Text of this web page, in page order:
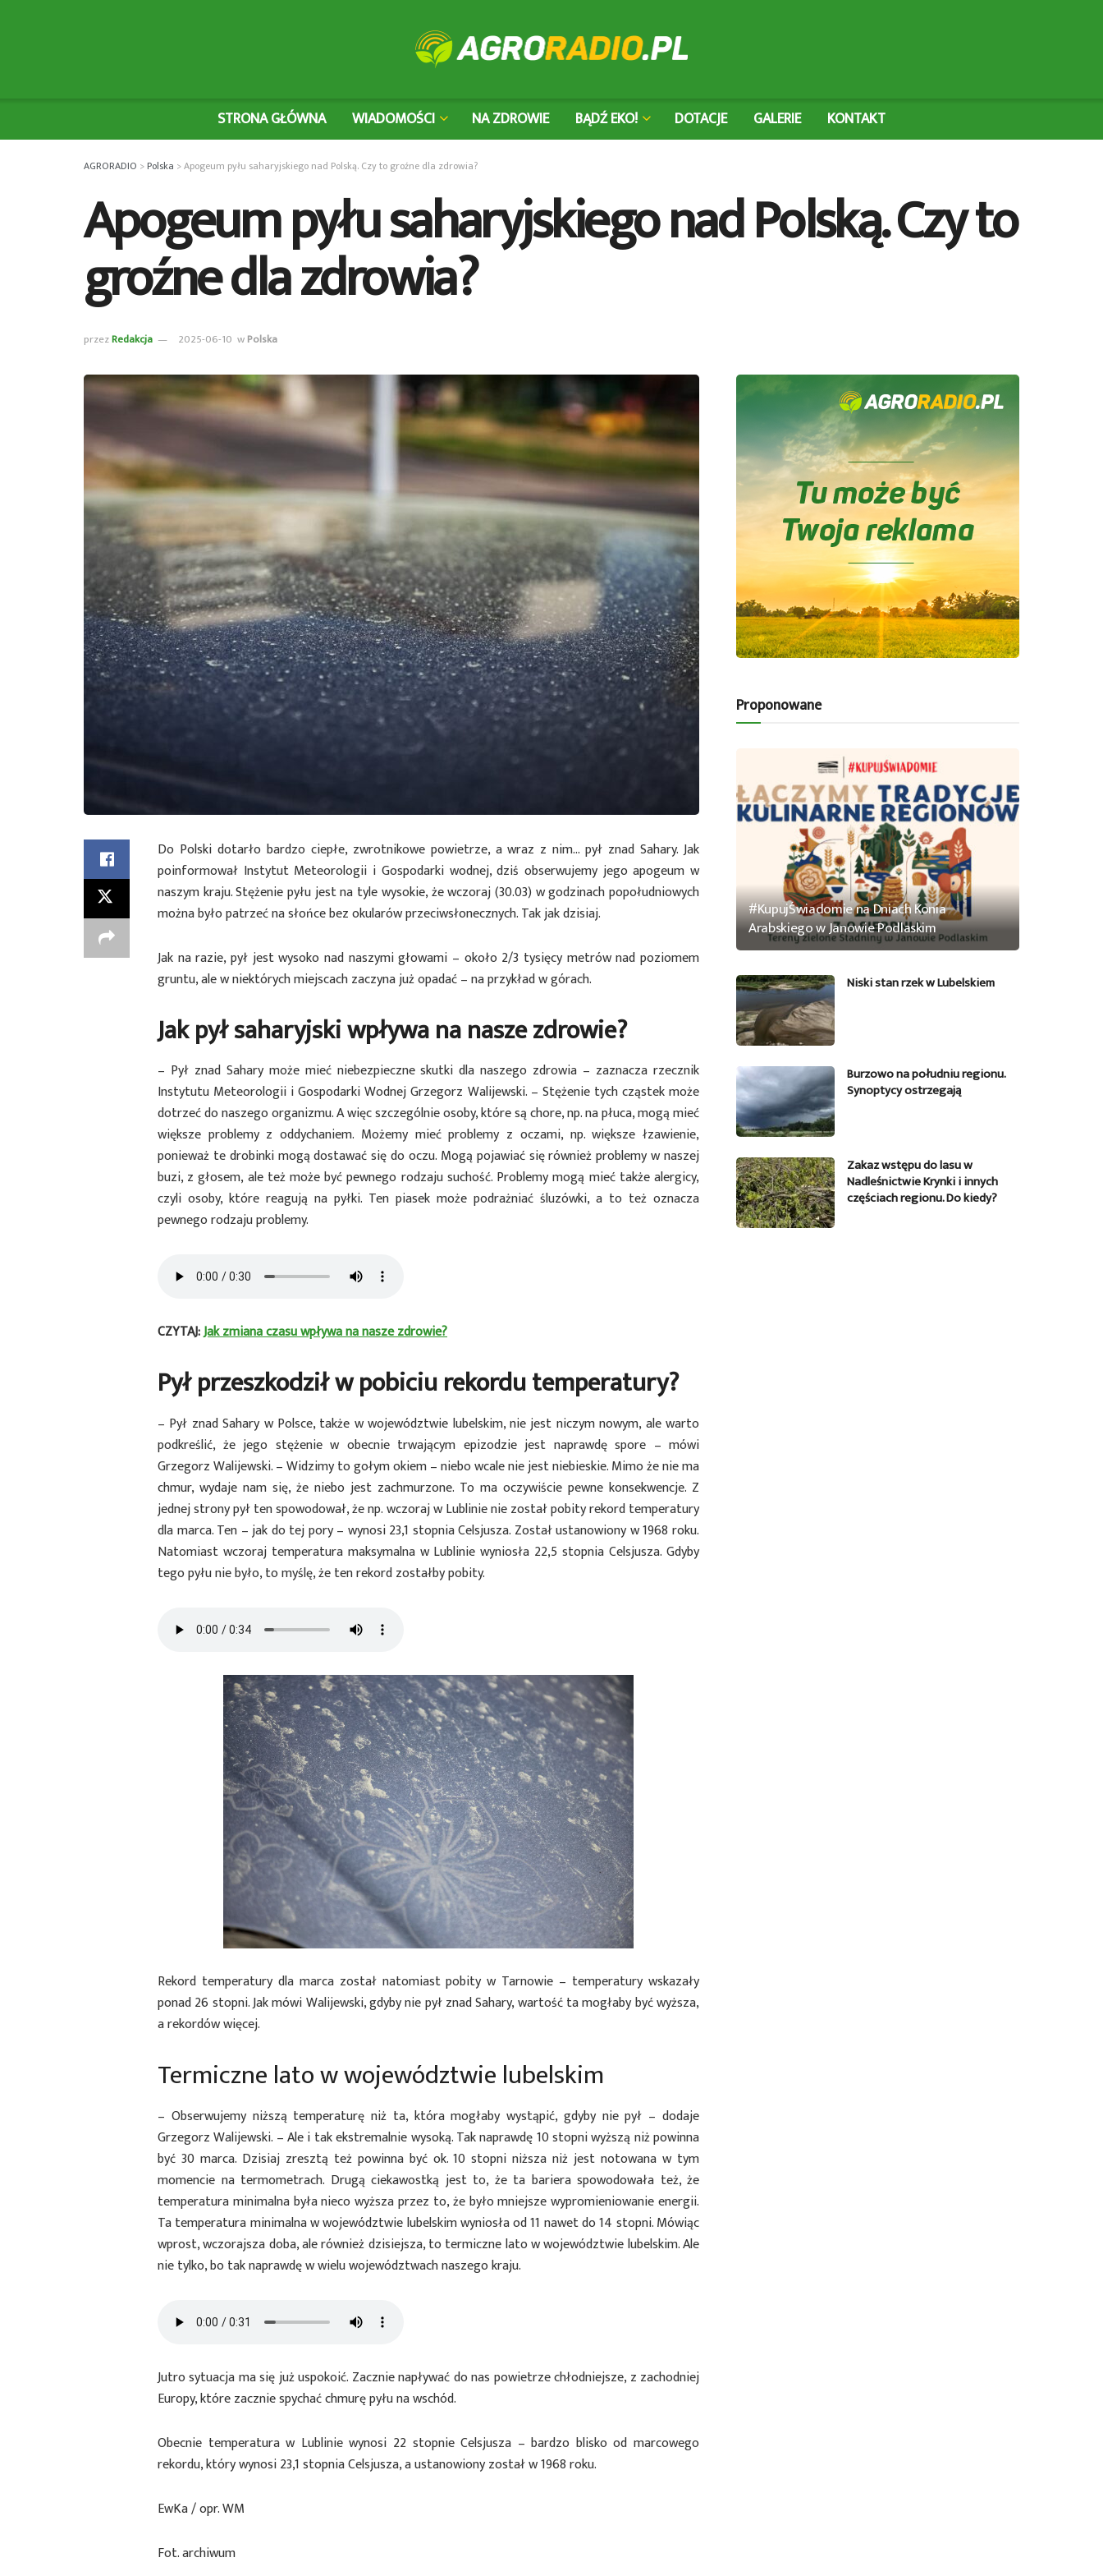
STRONA GŁÓWNA WIADOMOŚCI NA ZDROWIE BĄDŹ EKO! DOTACJE GALERIE KONTAKT
AGRORADIO >Polska >Apogeum pyłu saharyjskiego nad Polską. Czy to groźne dla zdrowia?
Apogeum pyłu saharyjskiego nad Polską. Czy to
groźne dla zdrowia?
przezRedakcja 2025-06-10 wPolska
Do Polski dotarło bardzo ciepłe, zwrotnikowe powietrze, a wraz z nim… pył znad Sahary. Jak
poinformował Instytut Meteorologii i Gospodarki wodnej, dziś obserwujemy jego apogeum w
naszym kraju. Stężenie pyłu jest na tyle wysokie, że wczoraj (30.03) w godzinach popołudniowych
można było patrzeć na słońce bez okularów przeciwsłonecznych. Tak jak dzisiaj.
Jak na razie, pył jest wysoko nad naszymi głowami – około 2/3 tysięcy metrów nad poziomem
gruntu, ale w niektórych miejscach zaczyna już opadać – na przykład w górach.
Jak pył saharyjski wpływa na nasze zdrowie?
– Pył znad Sahary może mieć niebezpieczne skutki dla naszego zdrowia – zaznacza rzecznik
Instytutu Meteorologii i Gospodarki Wodnej Grzegorz Walijewski. – Stężenie tych cząstek może
dotrzeć do naszego organizmu. A więc szczególnie osoby, które są chore, np. na płuca, mogą mieć
większe problemy z oddychaniem. Możemy mieć problemy z oczami, np. większe łzawienie,
ponieważ te drobinki mogą dostawać się do oczu. Mogą pojawiać się również problemy w naszej
buzi, z głosem, ale też może być pewnego rodzaju suchość. Problemy mogą mieć także alergicy,
czyli osoby, które reagują na pyłki. Ten piasek może podrażniać śluzówki, a to też oznacza
pewnego rodzaju problemy.
CZYTAJ:Jak zmiana czasu wpływa na nasze zdrowie?
Pył przeszkodził w pobiciu rekordu temperatury?
– Pył znad Sahary w Polsce, także w województwie lubelskim, nie jest niczym nowym, ale warto
podkreślić, że jego stężenie w obecnie trwającym epizodzie jest naprawdę spore – mówi
Grzegorz Walijewski. – Widzimy to gołym okiem – niebo wcale nie jest niebieskie. Mimo że nie ma
chmur, wydaje nam się, że niebo jest zachmurzone. To ma oczywiście pewne konsekwencje. Z
jednej strony pył ten spowodował, że np. wczoraj w Lublinie nie został pobity rekord temperatury
dla marca. Ten – jak do tej pory – wynosi 23,1 stopnia Celsjusza. Został ustanowiony w 1968 roku.
Natomiast wczoraj temperatura maksymalna w Lublinie wyniosła 22,5 stopnia Celsjusza. Gdyby
tego pyłu nie było, to myślę, że ten rekord zostałby pobity.
Rekord temperatury dla marca został natomiast pobity w Tarnowie – temperatury wskazały
ponad 26 stopni. Jak mówi Walijewski, gdyby nie pył znad Sahary, wartość ta mogłaby być wyższa,
a rekordów więcej.
Termiczne lato w województwie lubelskim
– Obserwujemy niższą temperaturę niż ta, która mogłaby wystąpić, gdyby nie pył – dodaje
Grzegorz Walijewski. – Ale i tak ekstremalnie wysoką. Tak naprawdę 10 stopni wyższą niż powinna
być 30 marca. Dzisiaj zresztą też powinna być ok. 10 stopni niższa niż jest notowana w tym
momencie na termometrach. Drugą ciekawostką jest to, że ta bariera spowodowała też, że
temperatura minimalna była nieco wyższa przez to, że było mniejsze wypromieniowanie energii.
Ta temperatura minimalna w województwie lubelskim wyniosła od 11 nawet do 14 stopni. Mówiąc
wprost, wczorajsza doba, ale również dzisiejsza, to termiczne lato w województwie lubelskim. Ale
nie tylko, bo tak naprawdę w wielu województwach naszego kraju.
Jutro sytuacja ma się już uspokoić. Zacznie napływać do nas powietrze chłodniejsze, z zachodniej
Europy, które zacznie spychać chmurę pyłu na wschód.
Obecnie temperatura w Lublinie wynosi 22 stopnie Celsjusza – bardzo blisko od marcowego
rekordu, który wynosi 23,1 stopnia Celsjusza, a ustanowiony został w 1968 roku.
EwKa / opr. WM
Fot. archiwum
Proponowane
#KupujŚwiadomie na Dniach Konia
Arabskiego w Janowie Podlaskim
Niski stan rzek w Lubelskiem
Burzowo na południu regionu.
Synoptycy ostrzegają
Zakaz wstępu do lasu w
Nadleśnictwie Krynki i innych
częściach regionu. Do kiedy?